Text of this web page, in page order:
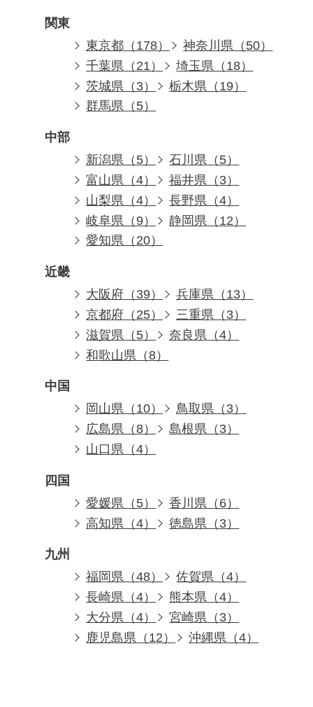
関東
東京都（178）
神奈川県（50）
千葉県（21）
埼玉県（18）
茨城県（3）
栃木県（19）
群馬県（5）
中部
新潟県（5）
石川県（5）
富山県（4）
福井県（3）
山梨県（4）
長野県（4）
岐阜県（9）
静岡県（12）
愛知県（20）
近畿
大阪府（39）
兵庫県（13）
京都府（25）
三重県（3）
滋賀県（5）
奈良県（4）
和歌山県（8）
中国
岡山県（10）
鳥取県（3）
広島県（8）
島根県（3）
山口県（4）
四国
愛媛県（5）
香川県（6）
高知県（4）
徳島県（3）
九州
福岡県（48）
佐賀県（4）
長崎県（4）
熊本県（4）
大分県（4）
宮崎県（3）
鹿児島県（12）
沖縄県（4）